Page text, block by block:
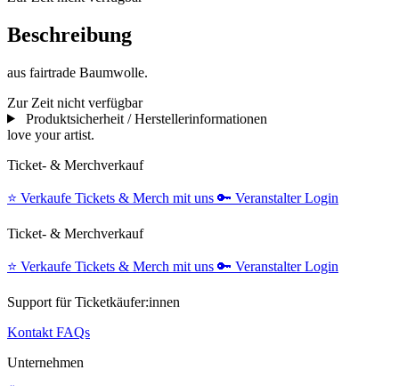
Beschreibung
aus fairtrade Baumwolle.
Zur Zeit nicht verfügbar
Produktsicherheit / Herstellerinformationen
love your artist.
Ticket- & Merchverkauf
⭐️ Verkaufe Tickets & Merch mit uns 🔑 Veranstalter Login
Ticket- & Merchverkauf
⭐️ Verkaufe Tickets & Merch mit uns 🔑 Veranstalter Login
Support für Ticketkäufer:innen
Kontakt FAQs
Unternehmen